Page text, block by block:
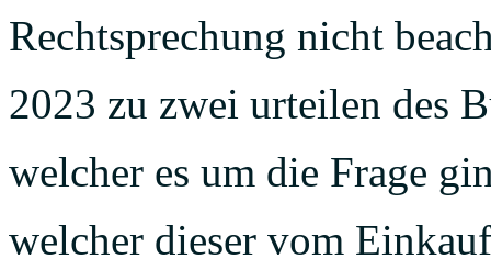
Rechtsprechung nicht
2023 zu zwei urteilen des
welcher es um die Frage
welcher dieser vom